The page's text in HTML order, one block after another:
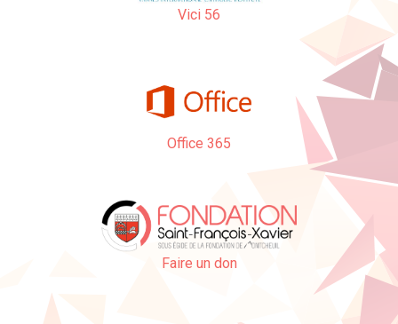
Vici 56
Office 365
Faire un don